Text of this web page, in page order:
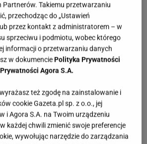
Lew
Waga, Rak
RYBY BYK
Partnerów. Takiemu przetwarzaniu
przechodząc do „Ustawień
przez kontakt z administratorem – w
sprzeciwu i podmiotu, wobec którego
informacji o przetwarzaniu danych
w dokumenciePolityka Prywatności
Agora S.A.
też zgodę na zainstalowanie i
cookie Gazeta.pl sp. z o.o., jej
i Agora S.A. na Twoim urządzeniu
każdej chwili zmienić swoje preferencje
wywołując narzędzie do zarządzania